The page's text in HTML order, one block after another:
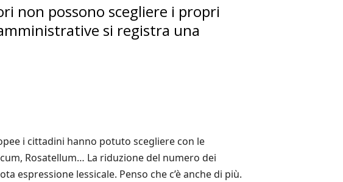
non possono scegliere i propri
si registra una
i cittadini hanno potuto scegliere con le
Rosatellum… La riduzione del numero dei
espressione lessicale. Penso che c’è anche di più.